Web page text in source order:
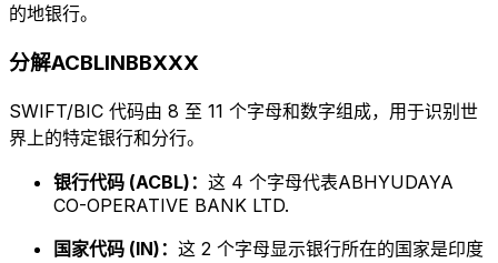
的地银行。
分解ACBLINBBXXX
SWIFT/BIC 代码由 8 至 11 个字母和数字组成，用于识别世
界上的特定银行和分行。
银行代码 (ACBL)： 这 4 个字母代表ABHYUDAYA
CO-OPERATIVE BANK LTD.
国家代码 (IN)： 这 2 个字母显示银行所在的国家是印度